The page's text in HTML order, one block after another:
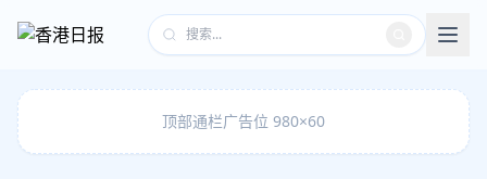
顶部通栏广告位 980×60